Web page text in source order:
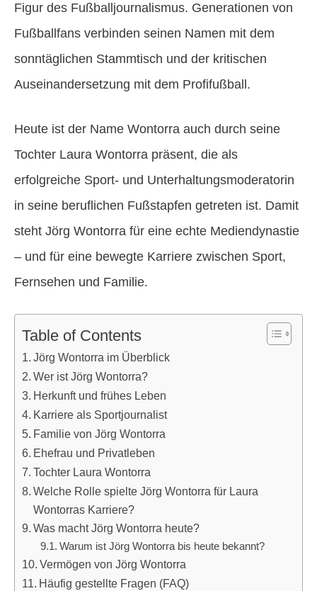
Figur des Fußballjournalismus. Generationen von
Fußballfans verbinden seinen Namen mit dem
sonntäglichen Stammtisch und der kritischen
Auseinandersetzung mit dem Profifußball.
Heute ist der Name Wontorra auch durch seine
Tochter Laura Wontorra präsent, die als
erfolgreiche Sport- und Unterhaltungsmoderatorin
in seine beruflichen Fußstapfen getreten ist. Damit
steht Jörg Wontorra für eine echte Mediendynastie
– und für eine bewegte Karriere zwischen Sport,
Fernsehen und Familie.
Table of Contents
Jörg Wontorra im Überblick
Wer ist Jörg Wontorra?
Herkunft und frühes Leben
Karriere als Sportjournalist
Familie von Jörg Wontorra
Ehefrau und Privatleben
Tochter Laura Wontorra
Welche Rolle spielte Jörg Wontorra für Laura
Wontorras Karriere?
Was macht Jörg Wontorra heute?
Warum ist Jörg Wontorra bis heute bekannt?
Vermögen von Jörg Wontorra
Häufig gestellte Fragen (FAQ)